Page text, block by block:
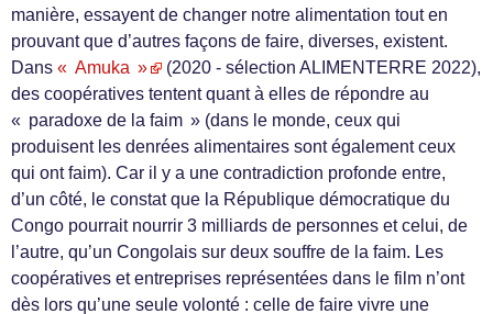
manière, essayent de changer notre alimentation tout en
prouvant que d’autres façons de faire, diverses, existent.
Dans « Amuka »
(2020 - sélection ALIMENTERRE 2022),
des coopératives tentent quant à elles de répondre au
« paradoxe de la faim » (dans le monde, ceux qui
produisent les denrées alimentaires sont également ceux
qui ont faim). Car il y a une contradiction profonde entre,
d’un côté, le constat que la République démocratique du
Congo pourrait nourrir 3 milliards de personnes et celui, de
l’autre, qu’un Congolais sur deux souffre de la faim. Les
coopératives et entreprises représentées dans le film n’ont
dès lors qu’une seule volonté : celle de faire vivre une